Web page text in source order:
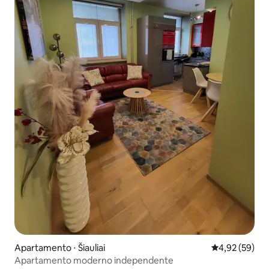
Apartamento ⋅ Šiauliai 4,92 de uma
4,92 (59)
Apartamento moderno independente